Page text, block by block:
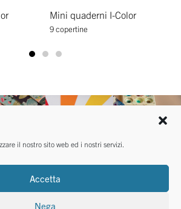
il nostro sito web ed i nostri servizi.
Accetta
Nega
Mini quaderni I-Color
9 copertine